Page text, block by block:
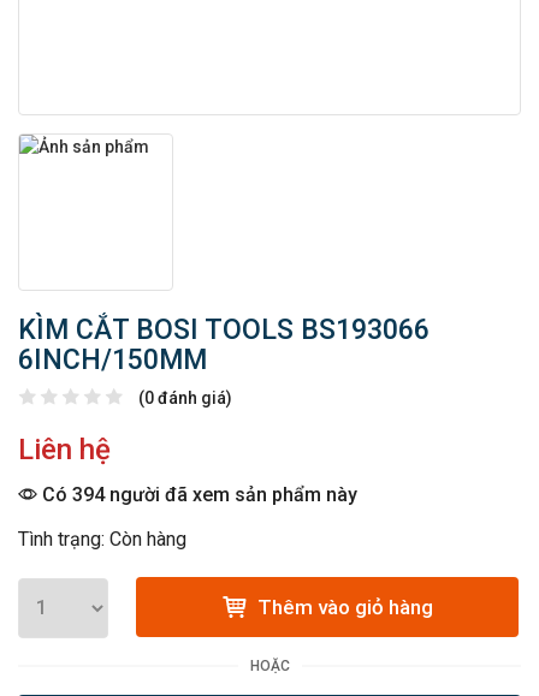
KÌM CẮT BOSI TOOLS BS193066
6INCH/150MM
(0 đánh giá)
Liên hệ
Có 394 người đã xem sản phẩm này
Tình trạng: Còn hàng
Thêm vào giỏ hàng
HOẶC